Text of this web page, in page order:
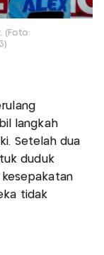
(Foto:
langkah
Setelah dua
duduk
tidak